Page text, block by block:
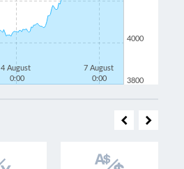
4 August
0:00
7 August
0:00
3800
4000